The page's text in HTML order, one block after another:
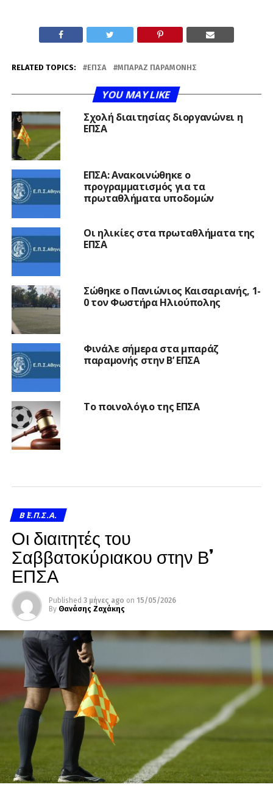
RELATED TOPICS: ΕΠΣΑ ΜΠΑΡΑΖ ΠΑΡΑΜΟΝΉΣ
YOU MAY LIKE
Σχολή διαιτησίας διοργανώνει η
ΕΠΣΑ
ΕΠΣΑ: Ανακοινώθηκε ο
προγραμματισμός για τα
πρωταθλήματα υποδομών
Οι ηλικίες στα πρωταθλήματα της
ΕΠΣΑ
Σώθηκε ο Πανιώνιος Καισαριανής, 1-
0 τον Φωστήρα Ηλιούπολης
Φινάλε σήμερα στα μπαράζ
παραμονής στην Β’ ΕΠΣΑ
Το ποινολόγιο της ΕΠΣΑ
Β΄ Ε.Π.Σ.Α.
Οι διαιτητές του
Σαββατοκύριακου στην Β’
ΕΠΣΑ
Published 3 μήνες ago on 15/05/2026
By Θανάσης Ζαχάκης